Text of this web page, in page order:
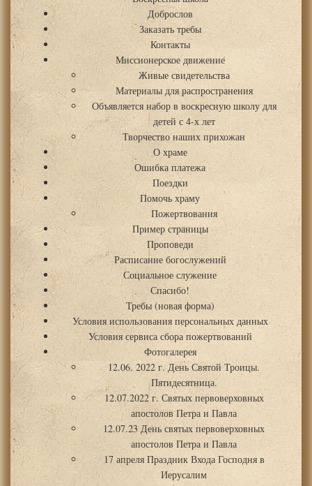
Доброслов
Заказать требы
Контакты
Миссионерское движение
Живые свидетельства
Материалы для распространения
Объявляется набор в воскресную школу для
детей с 4-х лет
Творчество наших прихожан
О храме
Ошибка платежа
Поездки
Помочь храму
Пожертвования
Пример страницы
Проповеди
Расписание богослужений
Социальное служение
Спасибо!
Требы (новая форма)
Условия использования персональных данных
Условия сервиса сбора пожертвований
Фотогалерея
12.06. 2022 г. День Святой Троицы.
Пятидесятница.
12.07.2022 г. Святых первоверховных
апостолов Петра и Павла
12.07.23 День святых первоверховных
апостолов Петра и Павла
17 апреля Праздник Входа Господня в
Иерусалим